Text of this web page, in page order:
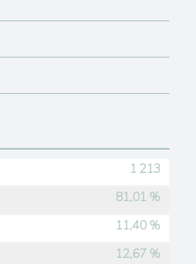
1 213
81,01 %
11,40 %
12,67 %